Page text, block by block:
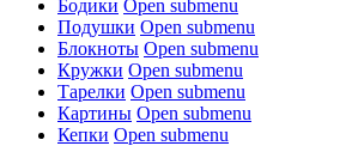
Бодики Open submenu
Подушки Open submenu
Блокноты Open submenu
Кружки Open submenu
Тарелки Open submenu
Картины Open submenu
Кепки Open submenu